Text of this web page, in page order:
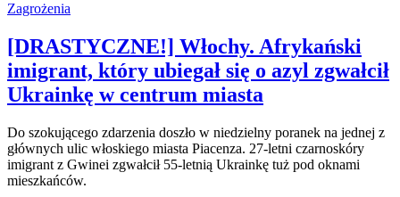
Zagrożenia
[DRASTYCZNE!] Włochy. Afrykański
imigrant, który ubiegał się o azyl zgwałcił
Ukrainkę w centrum miasta
Do szokującego zdarzenia doszło w niedzielny poranek na jednej z
głównych ulic włoskiego miasta Piacenza. 27-letni czarnoskóry
imigrant z Gwinei zgwałcił 55-letnią Ukrainkę tuż pod oknami
mieszkańców.